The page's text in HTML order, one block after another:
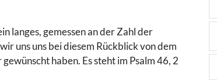
langes, gemessen an der Zahl der
uns uns bei diesem Rückblick von dem
haben. Es steht im Psalm 46, 2